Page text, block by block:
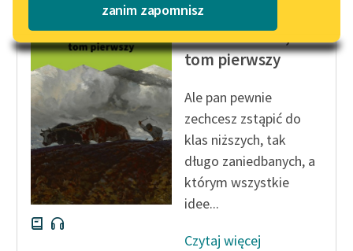
Lektury szkolne i klasyka
literatury do słuchania dla
uczennic i uczniów z
niepełnosprawnościami
E-kolekcja lektur
szkolnych i literatury do
słuchania dla uczennic i
uczniów z
niepełnosprawnościami
zanim zapomniszEliza Orzeszkowa
Nad Niemnem,
tom pierwszy
Ale pan pewnie
zechcesz zstąpić do
klas niższych, tak
długo zaniedbanych, a
którym wszystkie
idee...
Czytaj więcej